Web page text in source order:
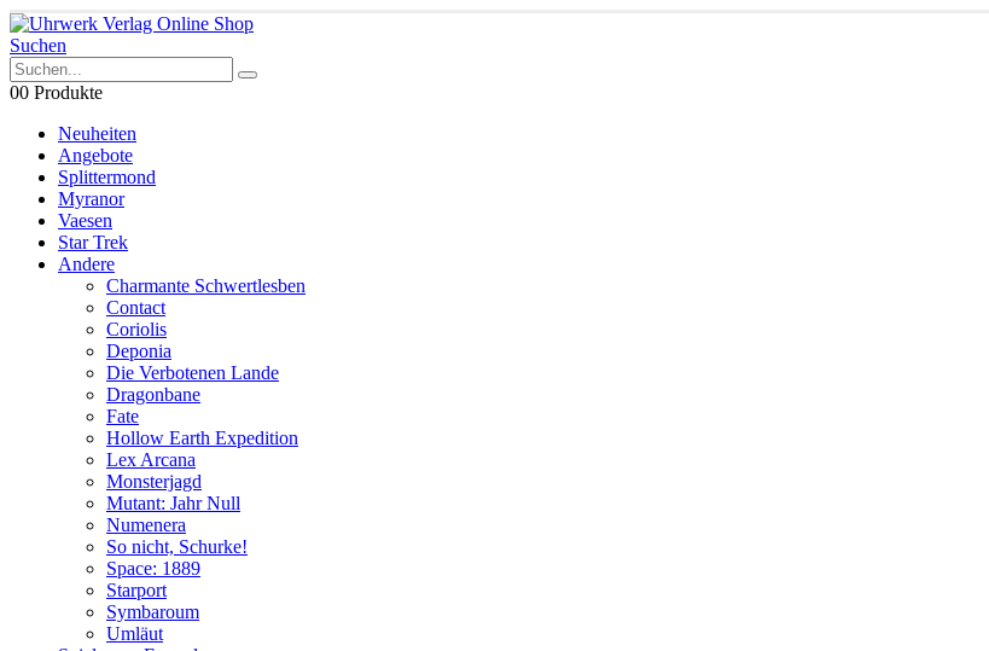
Suchen
00 Produkte
Neuheiten
Angebote
Splittermond
Myranor
Vaesen
Star Trek
Andere
Charmante Schwertlesben
Contact
Coriolis
Deponia
Die Verbotenen Lande
Dragonbane
Fate
Hollow Earth Expedition
Lex Arcana
Monsterjagd
Mutant: Jahr Null
Numenera
So nicht, Schurke!
Space: 1889
Starport
Symbaroum
Umläut